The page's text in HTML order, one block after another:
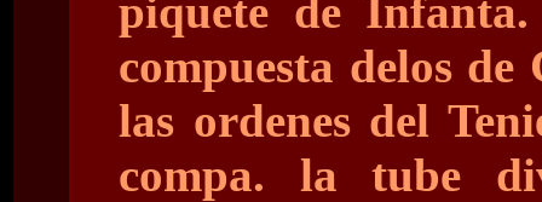
piquete de
compuesta delos
las ordenes del
compa. la tube